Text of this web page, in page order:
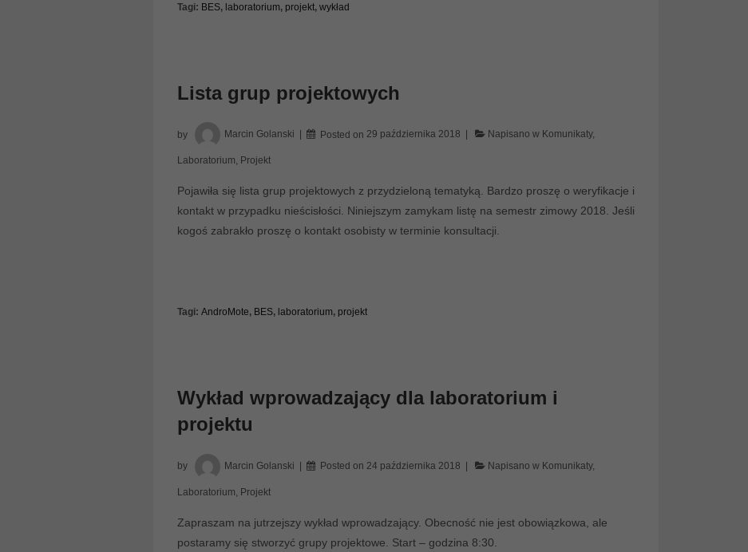
Tagi: BES, laboratorium, projekt, wykład
Lista grup projektowych
by Marcin Golanski Posted on29 października 2018 Napisano w Komunikaty,
Laboratorium, Projekt
Pojawiła się lista grup projektowych z przydzieloną tematyką. Bardzo proszę o weryfikacje i
kontakt w przypadku nieścisłości. Niniejszym zamykam listę na semestr zimowy 2018. Jeśli
kogoś zabrakło proszę o kontakt osobisty w terminie konsultacji.
Tagi: AndroMote, BES, laboratorium, projekt
Wykład wprowadzający dla laboratorium i
projektu
by Marcin Golanski Posted on24 października 2018 Napisano w Komunikaty,
Laboratorium Projekt
Zapraszam na jutrzejszy wykład wprowadzający. Obecność nie jest obowiązkowa, ale
postaramy się stworzyć grupy projektowe. Start – godzina 8:30.